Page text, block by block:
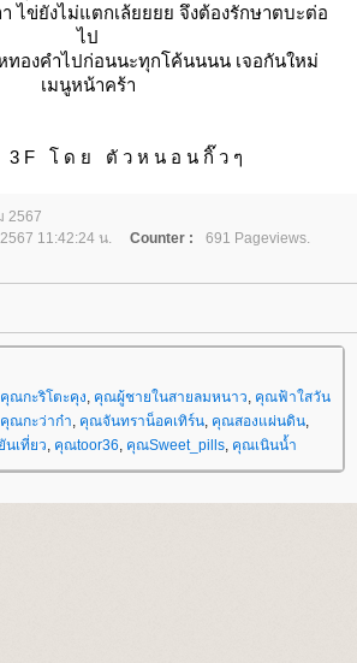
ไข่ยังไม่แตกเล้ยยยย จึงต้องรักษาตบะต่อ
ไป
ทองคำไปก่อนนะทุกโค้นนนน เจอกันใหม่
เมนูหน้าคร้า
3 F โ ด ย ตั ว ห น อ น กิ๊ ว ๆ
2567
11:42:24 น. Counter :
691 Pageviews.
คุณกะริโตะคุง คุณผู้ชายในสายลมหนาว คุณฟ้าใสวัน
คุณกะว่าก๋า คุณจันทราน็อคเทิร์น คุณสองแผ่นดิน
เที่ยว คุณtoor36 คุณSweet_pills คุณเนินน้ำ